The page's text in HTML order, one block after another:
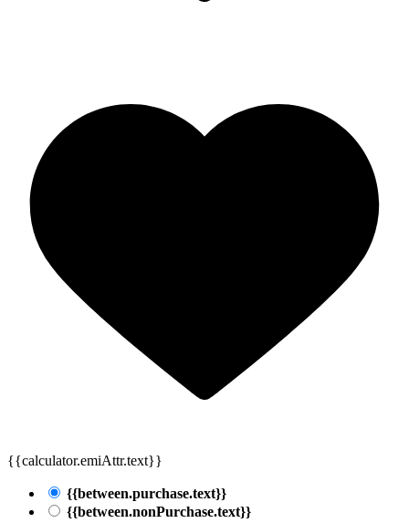
{{calculator.emiAttr.text}}
{{between.purchase.text}}
{{between.nonPurchase.text}}